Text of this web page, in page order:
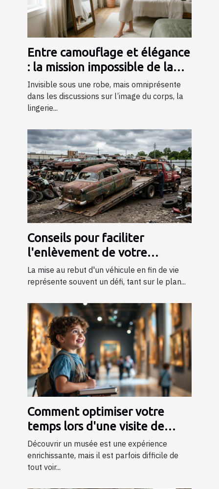
Entre camouflage et élégance
: la mission impossible de la
lingerie gainante ?
Invisible sous une robe, mais omniprésente
dans les discussions sur l’image du corps, la
lingerie...
Conseils pour faciliter
l'enlèvement de votre
véhicule en fin de vie
La mise au rebut d'un véhicule en fin de vie
représente souvent un défi, tant sur le plan...
Comment optimiser votre
temps lors d'une visite de
musée ?
Découvrir un musée est une expérience
enrichissante, mais il est parfois difficile de
tout voir...